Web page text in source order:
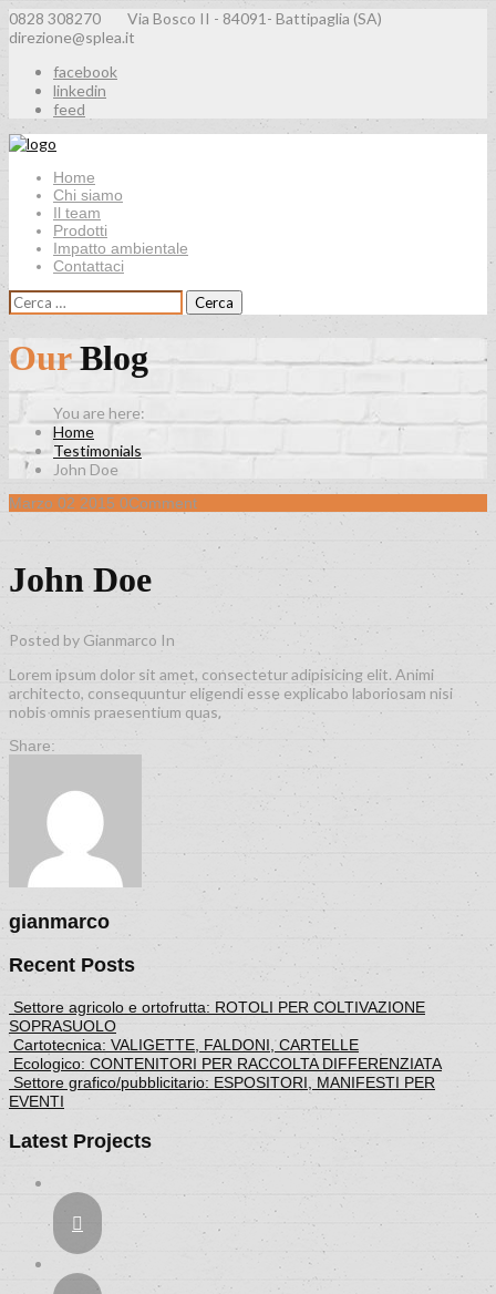
0828 308270 Via Bosco II - 84091- Battipaglia (SA)
direzione@splea.it
facebook
linkedin
feed
Home
Chi siamo
Il team
Prodotti
Impatto ambientale
Contattaci
Ricerca
per:
OurBlog
Home
Testimonials
John Doe
Marzo 02 2015 0Comment
John Doe
Posted by Gianmarco In
Lorem ipsum dolor sit amet, consectetur adipisicing elit. Animi
architecto, consequuntur eligendi esse explicabo laboriosam nisi
nobis omnis praesentium quas.
Share:
gianmarco
Recent Posts
Settore agricolo e ortofrutta: ROTOLI PER COLTIVAZIONE
SOPRASUOLO
Cartotecnica: VALIGETTE, FALDONI, CARTELLE
Ecologico: CONTENITORI PER RACCOLTA DIFFERENZIATA
Settore grafico/pubblicitario: ESPOSITORI, MANIFESTI PER
EVENTI
Latest Projects